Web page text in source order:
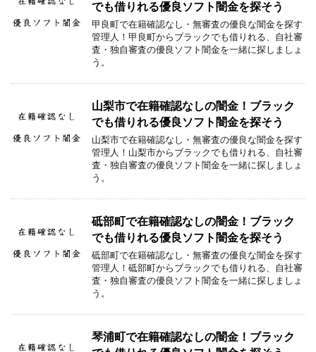
でも借りれる優良ソフト闇金を探そう
甲良町で在籍確認なし・無審査の優良な闇金を探す
管理人！甲良町からブラックでも借りれる、自社審
査・独自審査の優良ソフト闇金を一緒に探しましょ
う。
山梨市で在籍確認なしの闇金！ブラック
でも借りれる優良ソフト闇金を探そう
山梨市で在籍確認なし・無審査の優良な闇金を探す
管理人！山梨市からブラックでも借りれる、自社審
査・独自審査の優良ソフト闇金を一緒に探しましょ
う。
砥部町で在籍確認なしの闇金！ブラック
でも借りれる優良ソフト闇金を探そう
砥部町で在籍確認なし・無審査の優良な闇金を探す
管理人！砥部町からブラックでも借りれる、自社審
査・独自審査の優良ソフト闇金を一緒に探しましょ
う。
琴浦町で在籍確認なしの闇金！ブラック